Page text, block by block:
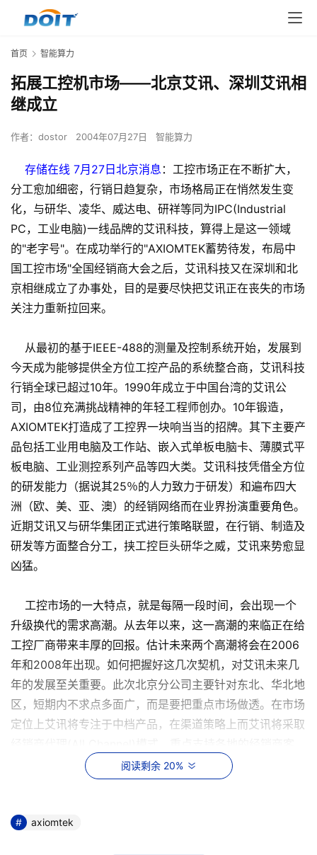
首页 智能算力
拓展工控机市场――北京艾讯、深圳艾讯相
继成立
作者： dostor 2004年07月27日 智能算力
存储在线 7月27日北京消息 ：工控市场正在不断扩大，
分工愈加细密，行销日趋复杂，市场格局正在悄然发生变
化，与研华、凌华、威达电、研祥等同为IPC(Industrial
PC，工业电脑)一线品牌的艾讯科技，算得上是这一领域
的"老字号"。在成功举行的"AXIOMTEK蓄势待发，布局中
国工控市场"全国经销商大会之后，艾讯科技又在深圳和北
京相继成立了办事处，目的是要尽快把艾讯正在丧失的市场
关注力重新拉回来。
从最初的基于IEEE-488的测量及控制系统开始，发展到
今天成为能够提供全方位工控产品的系统整合商，艾讯科技
行销全球已超过10年。1990年成立于中国台湾的艾讯公
司，由8位充满挑战精神的年轻工程师创办。10年锻造，
AXIOMTEK打造成了工控界一块响当当的招牌。其下主要产
品包括工业用电脑及工作站、嵌入式单板电脑卡、薄膜式平
板电脑、工业测控系列产品等四大类。艾讯科技凭借全方位
的研发能力（据说其25％的人力致力于研发）和遍布四大
洲（欧、美、亚、澳）的经销网络而在业界扮演重要角色。
近期艾讯又与研华集团正式进行策略联盟，在行销、制造及
研发等方面整合分工，挟工控巨头研华之威，艾讯来势愈显
凶猛。
工控市场的一大特点，就是每隔一段时间，会出现一个
升级换代的需求高潮。从去年以来，这一高潮的来临正在给
工控厂商带来丰厚的回报。估计未来两个高潮将会在2006
年和2008年出现。如何把握好这几次契机，对艾讯未来几
年的发展至关重要。此次北京分公司主要针对东北、华北地
区，短期内不求点多面广，而是要把重点市场做透。在市场
定位上艾讯将专注于中档产品，在渠道策略上而艾讯将采取
的市场份额提高到一个正常水平，显然是艾讯当前的最为迫
阅读剩余 20%
axiomtek